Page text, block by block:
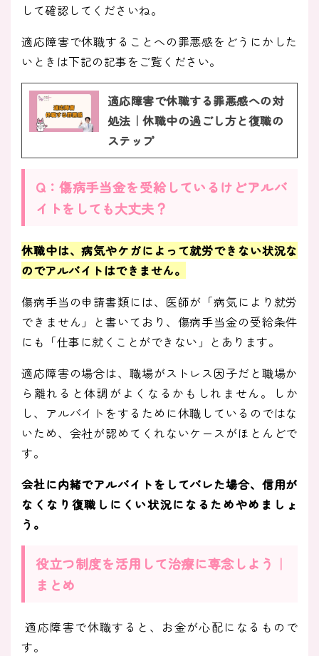
して確認してくださいね。
適応障害で休職することへの罪悪感をどうにかした
いときは下記の記事をご覧ください。
適応障害で休職する罪悪感への対
処法｜休職中の過ごし方と復職の
ステップ
Q：傷病手当金を受給しているけどアルバ
イトをしても大丈夫？
休職中は、病気やケガによって就労できない状況な
のでアルバイトはできません。
傷病手当の申請書類には、医師が「病気により就労
できません」と書いており、傷病手当金の受給条件
にも「仕事に就くことができない」とあります。
適応障害の場合は、職場がストレス因子だと職場か
ら離れると体調がよくなるかもしれません。しか
し、アルバイトをするために休職しているのではな
いため、会社が認めてくれないケースがほとんどで
す。
会社に内緒でアルバイトをしてバレた場合、信用が
なくなり復職しにくい状況になるためやめましょ
う。
役立つ制度を活用して治療に専念しよう｜
まとめ
適応障害で休職すると、お金が心配になるもので
す。